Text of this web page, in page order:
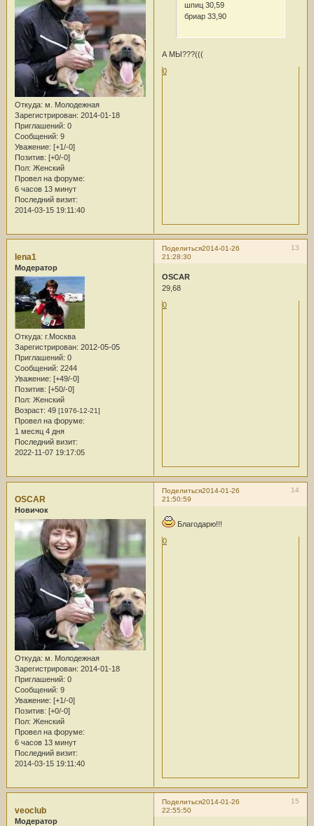
Откуда: м. Молодежная
Зарегистрирован: 2014-01-18
Приглашений: 0
Сообщений: 9
Уважение: [+1/-0]
Позитив: [+0/-0]
Пол: Женский
Провел на форуме:
6 часов 13 минут
Последний визит:
2014-03-15 19:11:40
шпиц 30,59
бриар 33,90
А МЫ???(((
0
Поделиться 13
2014-01-26
21:28:30
lena1
Модератор
Откуда: г.Москва
Зарегистрирован: 2012-05-05
Приглашений: 0
Сообщений: 2244
Уважение: [+49/-0]
Позитив: [+50/-0]
Пол: Женский
Возраст: 49 [1976-12-21]
Провел на форуме:
1 месяц 4 дня
Последний визит:
2022-11-07 19:17:05
OSCAR
29,68
0
Поделиться 14
2014-01-26
21:50:59
OSCAR
Новичок
Откуда: м. Молодежная
Зарегистрирован: 2014-01-18
Приглашений: 0
Сообщений: 9
Уважение: [+1/-0]
Позитив: [+0/-0]
Пол: Женский
Провел на форуме:
6 часов 13 минут
Последний визит:
2014-03-15 19:11:40
Благодарю!!!
0
Поделиться 15
2014-01-26
22:55:50
veoclub
Модератор